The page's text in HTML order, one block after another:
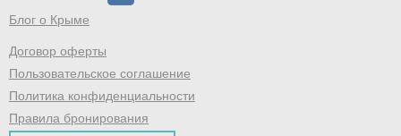
Блог о Крыме
Договор оферты
Пользовательское соглашение
Политика конфиденциальности
Правила бронирования